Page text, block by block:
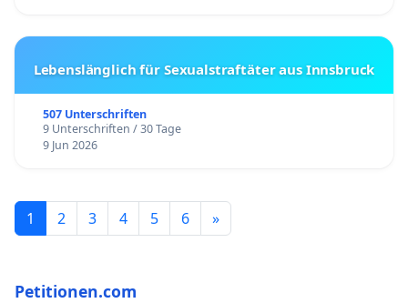
Lebenslänglich für Sexualstraftäter aus Innsbruck
507 Unterschriften
9 Unterschriften / 30 Tage
9 Jun 2026
1 2 3 4 5 6 »
Petitionen.com